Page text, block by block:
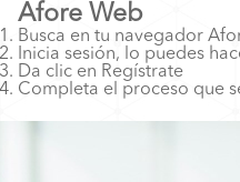
Afore Web
Busca en tu navegador
Inicia sesión, lo puedes
Da clic en Regístrate
Completa el proceso que